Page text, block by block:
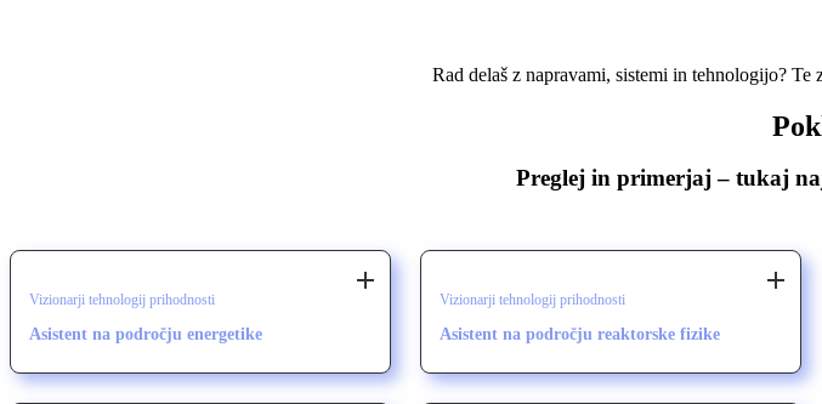
Rad delaš z napravami, sistemi in tehnologijo?
Preglej in primerjaj – tukaj
Vizionarji tehnologij prihodnosti
Asistent na področju energetike
Vizionarji tehnologij prihodnosti
Asistent na področju reaktorske fizike